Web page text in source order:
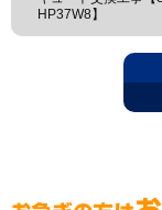
HP37W8】